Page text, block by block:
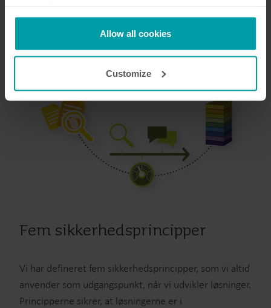
not be available without them.
Kamstrup makes use of third-party cookies. A third-party
cookie is installed by someone other than us, such as
analysis programmes.
You can at any time change or withdraw your consent
from the Cookie Declaration
Allow all cookies
Customize
Fem sikkerhedsprincipper
Vi har defineret fem sikkerhedsprincipper, som vi altid
anvender som udgangspunkt, når vi udvikler løsninger.
Principperne sikrer, at løsningerne er i